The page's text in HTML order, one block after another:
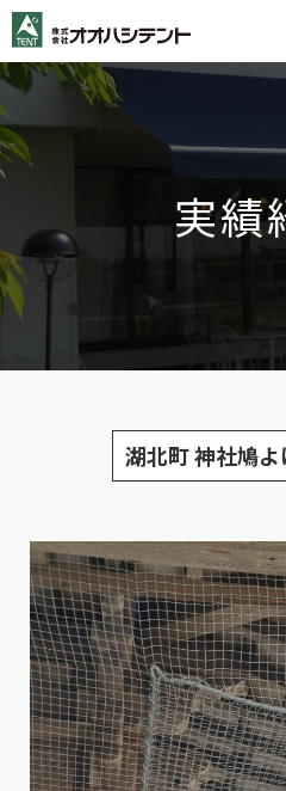
i
p
t
o
o
n
t
実績
湖北町 神社鳩